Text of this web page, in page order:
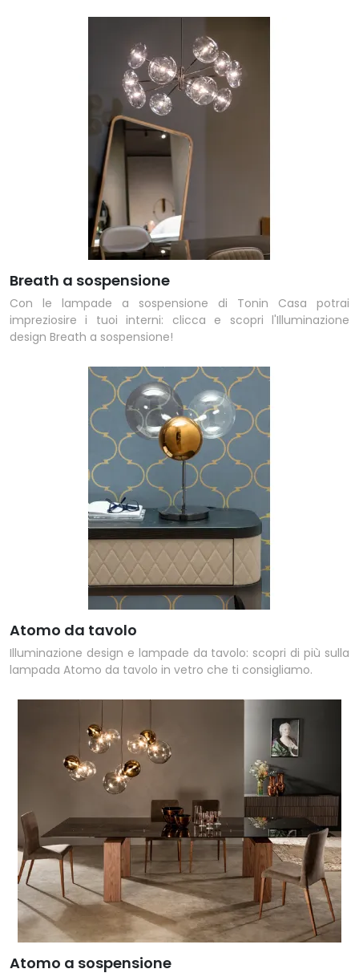
Breath a sospensione
Con le lampade a sospensione di Tonin Casa potrai
impreziosire i tuoi interni: clicca e scopri l'Illuminazione
design Breath a sospensione!
Atomo da tavolo
Illuminazione design e lampade da tavolo: scopri di più sulla
lampada Atomo da tavolo in vetro che ti consigliamo.
Atomo a sospensione